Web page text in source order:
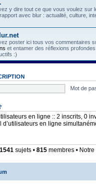
y dire tout ce que vous voulez sur
avec blur : actualité, culture,
poster ici tous vos commentaires
et entamer des réflexions
:)
Mot de
en ligne :: 2 inscrits, 0
d’utilisateurs en ligne
1541 sujets • 815 membres •